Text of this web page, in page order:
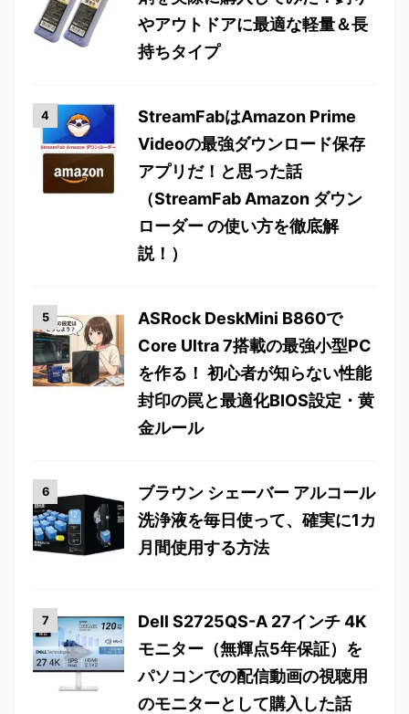
やアウトドアに最適な軽量＆長
持ちタイプ
StreamFabはAmazon Prime
Videoの最強ダウンロード保存
アプリだ！と思った話
（StreamFab Amazon ダウン
ローダー の使い方を徹底解
説！）
ASRock DeskMini B860で
Core Ultra 7搭載の最強小型PC
を作る！ 初心者が知らない性能
封印の罠と最適化BIOS設定・黄
金ルール
ブラウン シェーバー アルコール
洗浄液を毎日使って、確実に1カ
月間使用する方法
Dell S2725QS-A 27インチ 4K
モニター（無輝点5年保証）を
パソコンでの配信動画の視聴用
のモニターとして購入した話